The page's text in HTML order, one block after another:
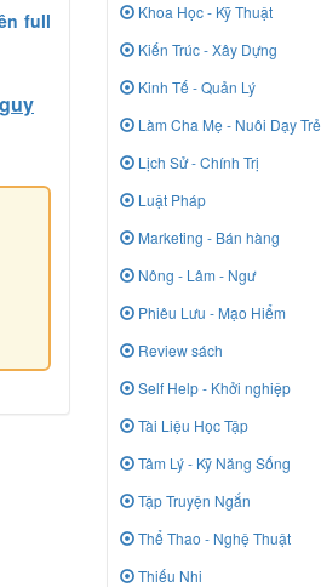
full
Khoa Học - Kỹ Thuật
Kiến Trúc - Xây Dựng
Kinh Tế - Quản Lý
Làm Cha Mẹ - Nuôi Dạy Trẻ
Lịch Sử - Chính Trị
Luật Pháp
Marketing - Bán hàng
Nông - Lâm - Ngư
Phiêu Lưu - Mạo Hiểm
Review sách
Self Help - Khởi nghiệp
Tài Liệu Học Tập
Tâm Lý - Kỹ Năng Sống
Tập Truyện Ngắn
Thể Thao - Nghệ Thuật
Thiếu Nhi